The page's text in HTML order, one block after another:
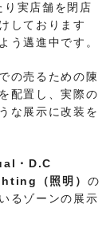
実店舗を閉店
しております
う邁進中です。
の売るための陳
配置し、実際の
な展示に改装を
・D.C
（照明） の
るゾーンの展示